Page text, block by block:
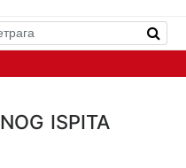
(april)
ispita